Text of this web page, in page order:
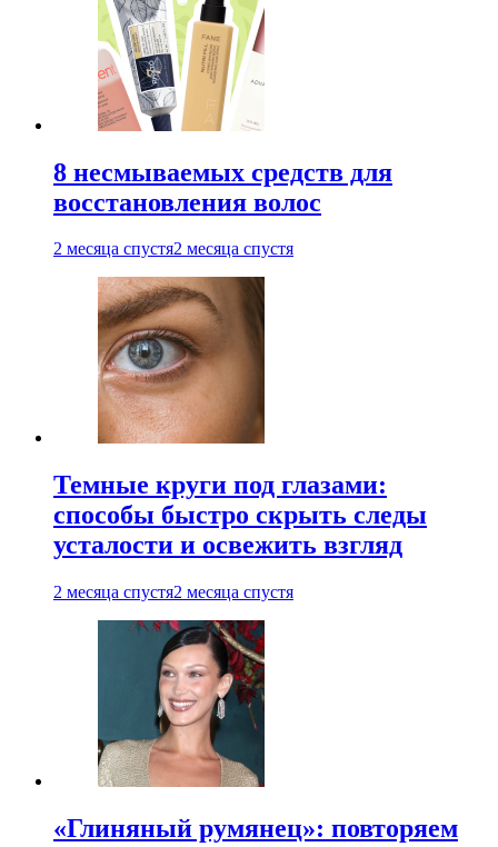
8 несмываемых средств для
восстановления волос
2 месяца спустя2 месяца спустя
Темные круги под глазами:
способы быстро скрыть следы
усталости и освежить взгляд
2 месяца спустя2 месяца спустя
«Глиняный румянец»: повторяем